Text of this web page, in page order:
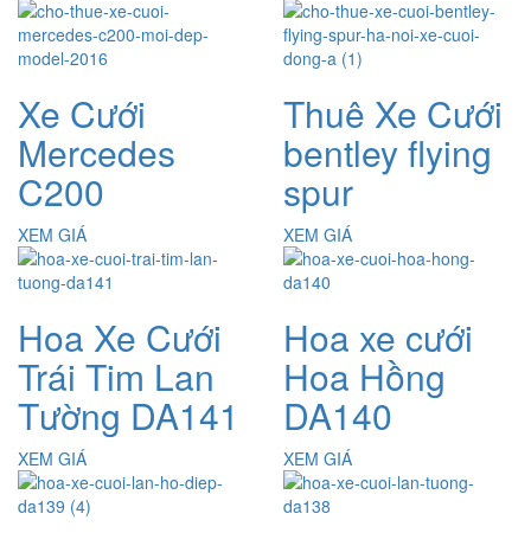
Xe Cưới
Mercedes
C200
XEM GIÁ
Thuê Xe Cưới
bentley flying
spur
XEM GIÁ
Hoa Xe Cưới
Trái Tim Lan
Tường DA141
XEM GIÁ
Hoa xe cưới
Hoa Hồng
DA140
XEM GIÁ